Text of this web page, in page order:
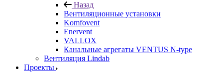
Назад
Вентиляционные установки
Komfovent
Enervent
VALLOX
Канальные агрегаты VENTUS N-type
Вентиляция Lindab
Проекты